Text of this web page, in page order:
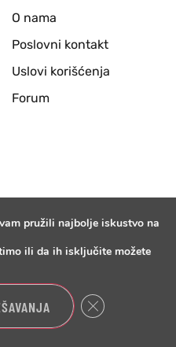
O nama
Poslovni kontakt
Uslovi korišćenja
Forum
pružili najbolje iskustvo na
ili da ih isključite možete
Close GDPR